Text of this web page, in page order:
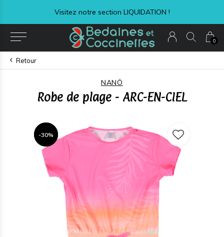
0
Visitez notre section LIQUIDATION !
Retour
NANÖ
Robe de plage - ARC-EN-CIEL
-30%
-30%